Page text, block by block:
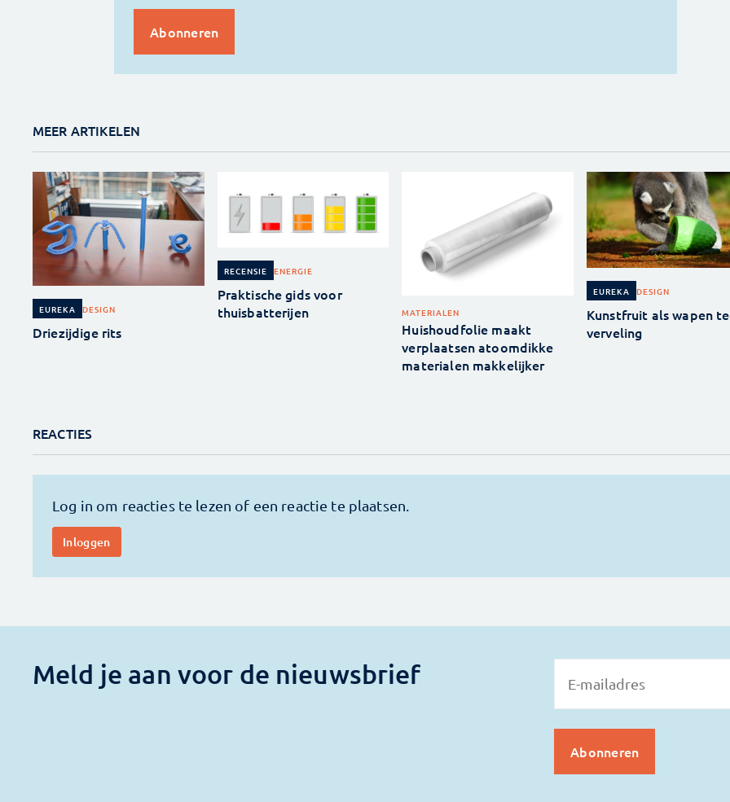
MEER ARTIKELEN
EUREKA DESIGN
Driezijdige rits
RECENSIE ENERGIE
Praktische gids voor
thuisbatterijen
MATERIALEN
Huishoudfolie maakt
verplaatsen atoomdikke
materialen makkelijker
EUREKA DESIGN
Kunstfruit als wapen
verveling
REACTIES
Meld je aan voor de nieuwsbrief